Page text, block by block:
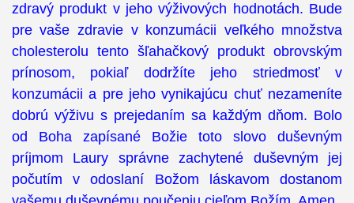
zdravý produkt v jeho výživových hodnotách. Bude
pre vaše zdravie v konzumácii veľkého množstva
cholesterolu tento šľahačkový produkt obrovským
prínosom, pokiaľ dodržíte jeho striedmosť v
konzumácii a pre jeho vynikajúcu chuť nezameníte
dobrú výživu s prejedaním sa každým dňom. Bolo
od Boha zapísané Božie toto slovo duševným
príjmom Laury správne zachytené duševným jej
počutím v odoslaní Božom láskavom dostanom